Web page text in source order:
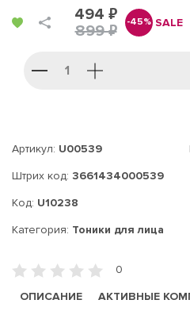
494 ₽
899 ₽
-45% SALE
Артикул: U00539
Штрих код: 3661434000539
Код: U10238
Категория: Тоники для лица
0
ОПИСАНИЕ
АКТИВНЫЕ